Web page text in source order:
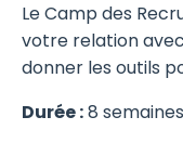
Le Camp des
votre relation
donner les outils
Durée :8